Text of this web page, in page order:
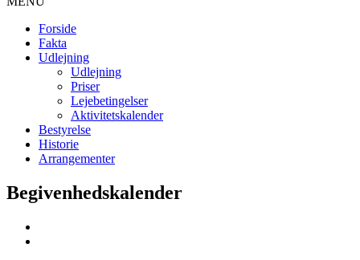
Forside
Fakta
Udlejning
Udlejning
Priser
Lejebetingelser
Aktivitetskalender
Bestyrelse
Historie
Arrangementer
Begivenhedskalender